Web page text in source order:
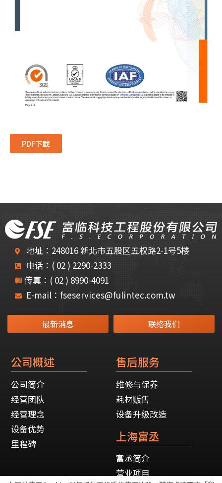
PDF下載
地址：248016 新北市五股区五权路2-1号5楼
电话：( 02 ) 2290-2333
传真：( 02 ) 8990-4091
E-mail：fseservices@fulintec.com.tw
最新消息 联络我们
公司概述
公司简介
经营团队
经营理念
设备优势
里程碑
售后服务
维修与保养
耗材贩售
设备升级改造
上海富丞
富丞简介
营业项目